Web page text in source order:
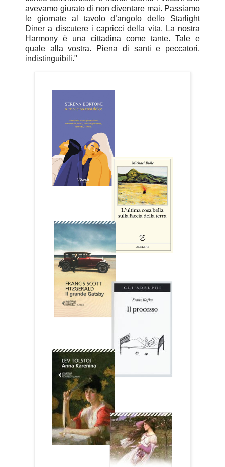
avevamo giurato di non diventare mai. Passiamo
le giornate al tavolo d’angolo dello Starlight
Diner a discutere i capricci della vita. La nostra
Harmony è una cittadina come tante. Tale e
quale alla vostra. Piena di santi e peccatori,
indistinguibili."